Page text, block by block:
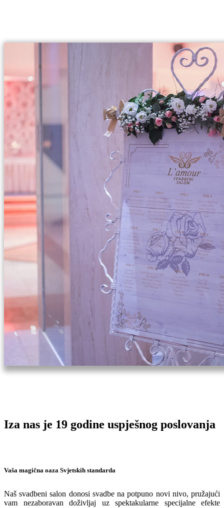
Iza nas je 19 godine uspješnog poslovanja
Vaša magična oaza Svjetskih standarda
Naš svadbeni salon donosi svadbe na potpuno novi nivo, pružajući
vam nezaboravan doživljaj uz spektakularne specijalne efekte